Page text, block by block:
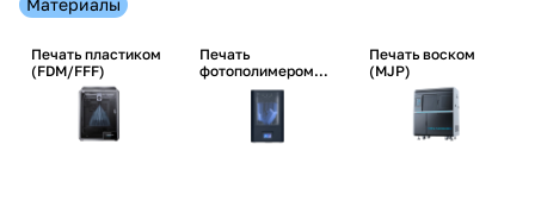
Материалы
Печать пластиком
(FDM/FFF)
Печать
фотополимером
(SLA/DLP/LCD)
Печать воском
(MJP)